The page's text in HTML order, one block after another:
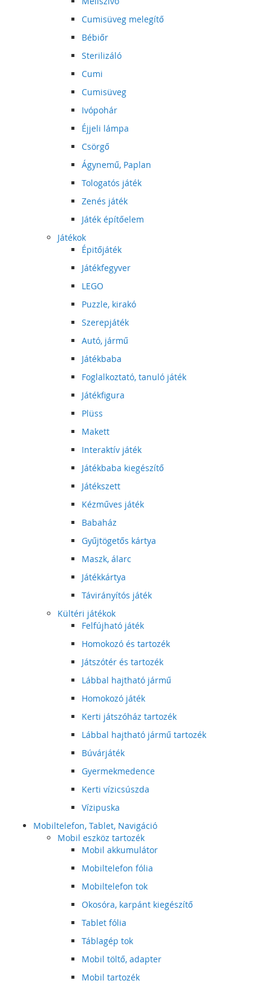
Cumisüveg melegítő
Bébiőr
Sterilizáló
Cumi
Cumisüveg
Ivópohár
Éjjeli lámpa
Csörgő
Ágynemű, Paplan
Tologatós játék
Zenés játék
Játék építőelem
Játékok
Épitőjáték
Játékfegyver
LEGO
Puzzle, kirakó
Szerepjáték
Autó, jármű
Játékbaba
Foglalkoztató, tanuló játék
Játékfigura
Plüss
Makett
Interaktív játék
Játékbaba kiegészítő
Játékszett
Kézműves játék
Babaház
Gyűjtögetős kártya
Maszk, álarc
Játékkártya
Távirányítós játék
Kültéri játékok
Felfújható játék
Homokozó és tartozék
Játszótér és tartozék
Lábbal hajtható jármű
Homokozó játék
Kerti játszóház tartozék
Lábbal hajtható jármű tartozék
Búvárjáték
Gyermekmedence
Kerti vízicsúszda
Vízipuska
Mobiltelefon, Tablet, Navigáció
Mobil eszköz tartozék
Mobil akkumulátor
Mobiltelefon fólia
Mobiltelefon tok
Okosóra, karpánt kiegészítő
Tablet fólia
Táblagép tok
Mobil töltő, adapter
Mobil tartozék